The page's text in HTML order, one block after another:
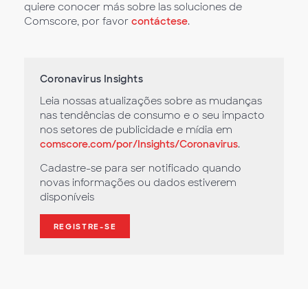
quiere conocer más sobre las soluciones de
Comscore, por favor contáctese.
Coronavirus Insights
Leia nossas atualizações sobre as mudanças
nas tendências de consumo e o seu impacto
nos setores de publicidade e mídia em
comscore.com/por/Insights/Coronavirus.
Cadastre-se para ser notificado quando
novas informações ou dados estiverem
disponíveis
REGISTRE-SE